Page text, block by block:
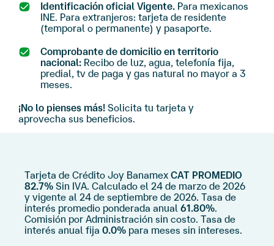
Identificación oficial Vigente. Para mexicanos
INE. Para extranjeros: tarjeta de residente
(temporal o permanente) y pasaporte.
Comprobante de domicilio en territorio
nacional: Recibo de luz, agua, telefonía fija,
predial, tv de paga y gas natural no mayor a 3
meses.
¡No lo pienses más! Solicita tu tarjeta y
aprovecha sus beneficios.
Tarjeta de Crédito Joy Banamex CAT PROMEDIO
82.7% Sin IVA. Calculado el 24 de marzo de 2026
y vigente al 24 de septiembre de 2026. Tasa de
interés promedio ponderada anual 61.80%.
Comisión por Administración sin costo. Tasa de
interés anual fija 0.0% para meses sin intereses.